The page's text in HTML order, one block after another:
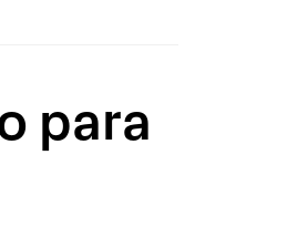
para